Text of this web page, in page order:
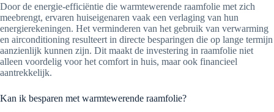
Door de energie-efficiëntie die warmtewerende raamfolie met zich
meebrengt, ervaren huiseigenaren vaak een verlaging van hun
energierekeningen. Het verminderen van het gebruik van verwarming
en airconditioning resulteert in directe besparingen die op lange termijn
aanzienlijk kunnen zijn. Dit maakt de investering in raamfolie niet
alleen voordelig voor het comfort in huis, maar ook financieel
aantrekkelijk.
Kan ik besparen met warmtewerende raamfolie?